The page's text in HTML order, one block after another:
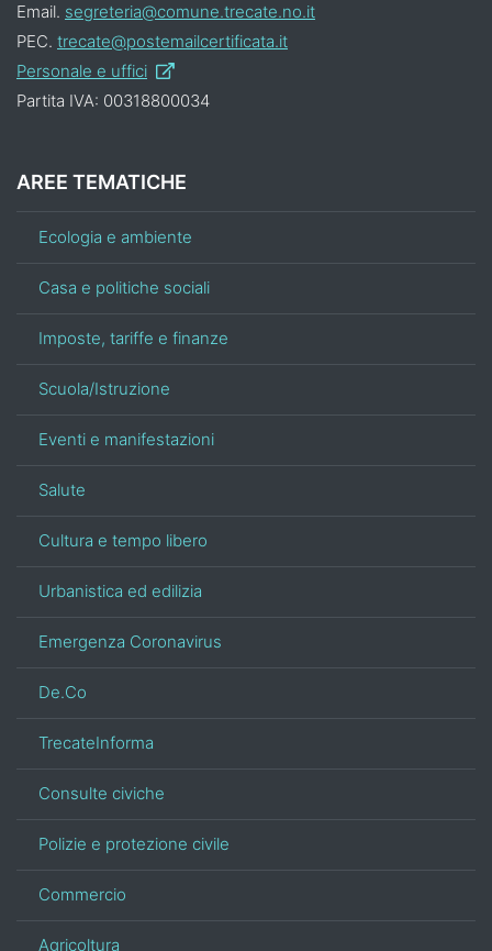
Email. segreteria@comune.trecate.no.it
PEC. trecate@postemailcertificata.it
Personale e uffici
Partita IVA: 00318800034
AREE TEMATICHE
Ecologia e ambiente
Casa e politiche sociali
Imposte, tariffe e finanze
Scuola/Istruzione
Eventi e manifestazioni
Salute
Cultura e tempo libero
Urbanistica ed edilizia
Emergenza Coronavirus
De.Co
TrecateInforma
Consulte civiche
Polizie e protezione civile
Commercio
Agricoltura